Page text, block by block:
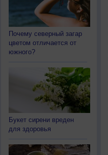
Почему северный загар
цветом отличается от
южного?
Букет сирени вреден
для здоровья